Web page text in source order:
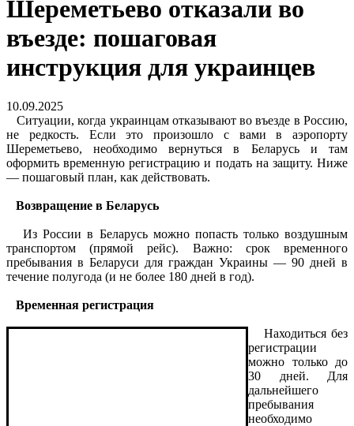
Шереметьево отказали во
въезде: пошаговая
инструкция для украинцев
10.09.2025
Ситуации, когда украинцам отказывают во въезде в Россию,
не редкость. Если это произошло с вами в аэропорту
Шереметьево, необходимо вернуться в Беларусь и там
оформить временную регистрацию и подать на защиту. Ниже
— пошаговый план, как действовать.
Возвращение в Беларусь
Из России в Беларусь можно попасть только воздушным
транспортом (прямой рейс). Важно: срок временного
пребывания в Беларуси для граждан Украины — 90 дней в
течение полугода (и не более 180 дней в год).
Временная регистрация
Находиться без
регистрации
можно только до
30 дней. Для
дальнейшего
пребывания
необходимо